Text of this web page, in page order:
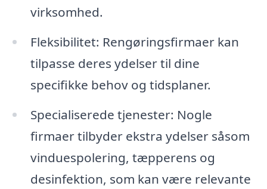
virksomhed.
Fleksibilitet: Rengøringsfirmaer kan
tilpasse deres ydelser til dine
specifikke behov og tidsplaner.
Specialiserede tjenester: Nogle
firmaer tilbyder ekstra ydelser såsom
vinduespolering, tæpperens og
desinfektion, som kan være relevante